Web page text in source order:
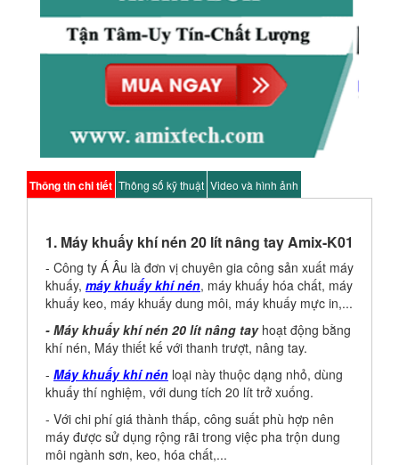
Thông tin chi tiết Thông số kỹ thuật Video và hình ảnh
1. Máy khuấy khí nén 20 lít nâng tay Amix-K01
- Công ty Á Âu là đơn vị chuyên gia công sản xuất máy
khuấy, máy khuấy khí nén, máy khuấy hóa chất, máy
khuấy keo, máy khuấy dung môi, máy khuấy mực in,...
- Máy khuấy khí nén 20 lít nâng tay hoạt động bằng
khí nén, Máy thiết kế với thanh trượt, nâng tay.
- Máy khuấy khí nén loại này thuộc dạng nhỏ, dùng
khuấy thí nghiệm, với dung tích 20 lít trở xuống.
- Với chi phí giá thành thấp, công suất phù hợp nên
máy được sử dụng rộng rãi trong việc pha trộn dung
môi ngành sơn, keo, hóa chất,...